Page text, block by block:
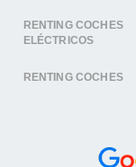
RENTING COCHES
ELÉCTRICOS
RENTING COCHES